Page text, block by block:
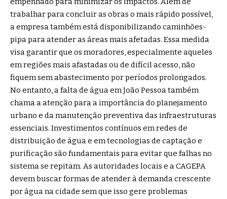
trabalhar para concluir as obras o mais rápido possível,
a empresa também está disponibilizando caminhões-
pipa para atender as áreas mais afetadas. Essa medida
visa garantir que os moradores, especialmente aqueles
em regiões mais afastadas ou de difícil acesso, não
fiquem sem abastecimento por períodos prolongados.
No entanto, a falta de água em João Pessoa também
chama a atenção para a importância do planejamento
urbano e da manutenção preventiva das infraestruturas
essenciais. Investimentos contínuos em redes de
distribuição de água e em tecnologias de captação e
purificação são fundamentais para evitar que falhas no
sistema se repitam. As autoridades locais e a CAGEPA
devem buscar formas de atender à demanda crescente
por água na cidade sem que isso gere problemas